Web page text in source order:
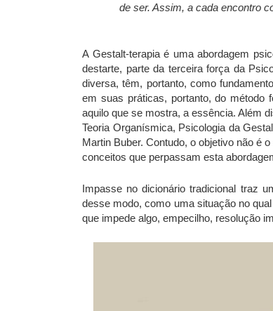
de ser. Assim, a cada encontro
A Gestalt-terapia é uma abordagem
destarte, parte da terceira força da
diversa, têm, portanto, como
em suas práticas, portanto, do método
aquilo que se mostra, a essência. Além
Teoria Organísmica, Psicologia da
Martin Buber. Contudo, o objetivo não é
conceitos que perpassam esta
Impasse no dicionário tradicional traz
desse modo, como uma situação no
que impede algo, empecilho, resolução